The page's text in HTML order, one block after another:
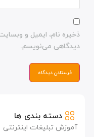
دسته بندی ها
آموزش تبلیغات اینترنتی
ذخیره نام، ایمیل و
دیدگاهی می‌نویسم.